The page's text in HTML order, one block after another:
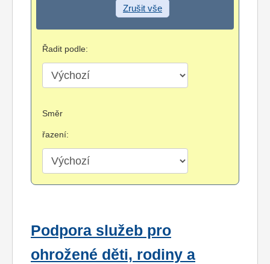
Zrušit vše
Řadit podle:
Směr
řazení:
Podpora služeb pro
ohrožené děti, rodiny a